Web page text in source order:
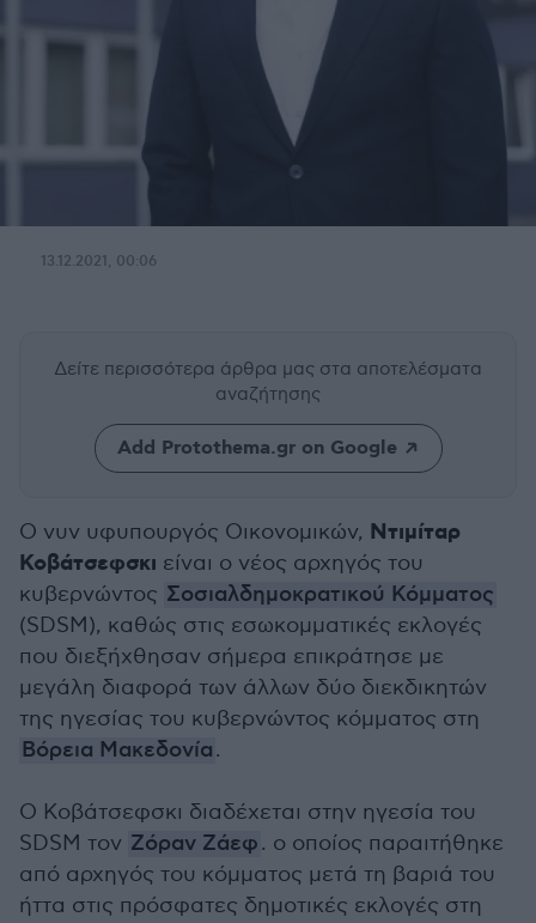
13.12.2021, 00:06
Δείτε περισσότερα άρθρα μας στα αποτελέσματα
αναζήτησης
Add Protothema.gr on Google
Ο νυν υφυπουργός Οικονομικών, Ντιμίταρ
Κοβάτσεφσκι είναι ο νέος αρχηγός του
κυβερνώντος Σοσιαλδημοκρατικού Κόμματος
(SDSM), καθώς στις εσωκομματικές εκλογές
που διεξήχθησαν σήμερα επικράτησε με
μεγάλη διαφορά των άλλων δύο διεκδικητών
της ηγεσίας του κυβερνώντος κόμματος στη
Βόρεια Μακεδονία.
Ο Κοβάτσεφσκι διαδέχεται στην ηγεσία του
SDSM τον Ζόραν Ζάεφ. ο οποίος παραιτήθηκε
από αρχηγός του κόμματος μετά τη βαριά του
ήττα στις πρόσφατες δημοτικές εκλογές στη